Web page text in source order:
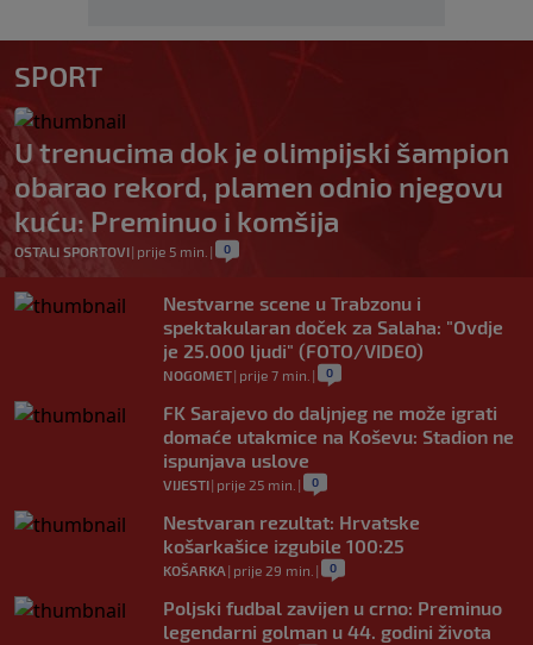
SPORT
U trenucima dok je olimpijski šampion
obarao rekord, plamen odnio njegovu
kuću: Preminuo i komšija
OSTALI SPORTOVI| prije 5 min. | 0
Nestvarne scene u Trabzonu i
spektakularan doček za Salaha: "Ovdje
je 25.000 ljudi" (FOTO/VIDEO)
NOGOMET| prije 7 min. | 0
FK Sarajevo do daljnjeg ne može igrati
domaće utakmice na Koševu: Stadion ne
ispunjava uslove
VIJESTI| prije 25 min. | 0
Nestvaran rezultat: Hrvatske
košarkašice izgubile 100:25
KOŠARKA | prije 29 min. | 0
Poljski fudbal zavijen u crno: Preminuo
legendarni golman u 44. godini života